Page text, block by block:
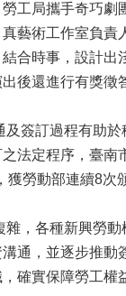
工局攜手奇巧
藝術工作室負
合時事，設計
後還進行有獎徵
簽訂過程有助
法定程序，臺
勞動部連續8次
，各種新興勞
通，並逐步推
確實保障勞工